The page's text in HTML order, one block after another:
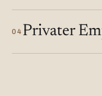
04 Privater